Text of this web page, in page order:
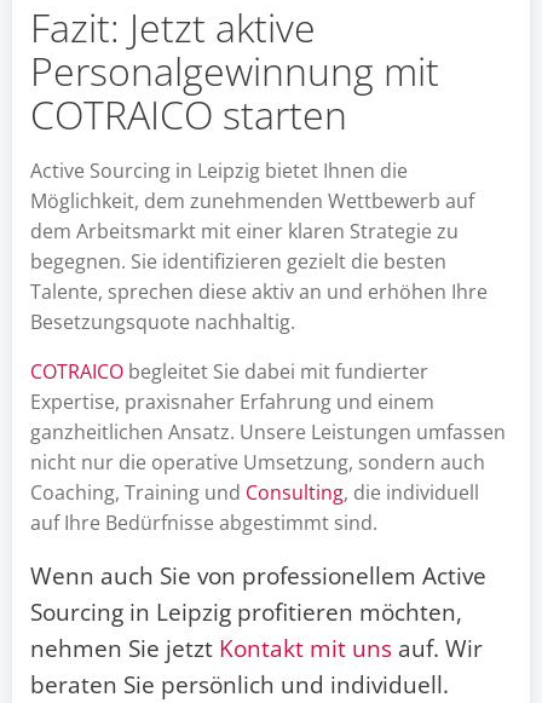
Fazit: Jetzt aktive
Personalgewinnung mit
COTRAICO starten
Active Sourcing in Leipzig bietet Ihnen die
Möglichkeit, dem zunehmenden Wettbewerb auf
dem Arbeitsmarkt mit einer klaren Strategie zu
begegnen. Sie identifizieren gezielt die besten
Talente, sprechen diese aktiv an und erhöhen Ihre
Besetzungsquote nachhaltig.
COTRAICO begleitet Sie dabei mit fundierter
Expertise, praxisnaher Erfahrung und einem
ganzheitlichen Ansatz. Unsere Leistungen umfassen
nicht nur die operative Umsetzung, sondern auch
Coaching, Training und Consulting, die individuell
auf Ihre Bedürfnisse abgestimmt sind.
Wenn auch Sie von professionellem Active
Sourcing in Leipzig profitieren möchten,
nehmen Sie jetzt Kontakt mit uns auf. Wir
beraten Sie persönlich und individuell.